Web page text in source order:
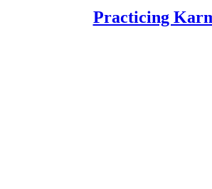
Practicing